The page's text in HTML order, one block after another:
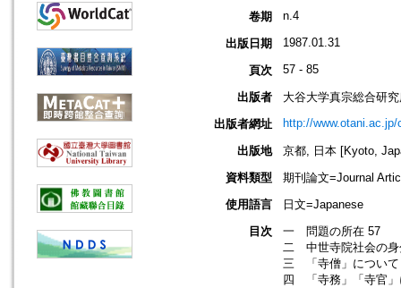
卷期
n.4
出版日期 1987.01.31
頁次 57 - 85
出版者
大谷大学真宗総合研
出版者網址
http://
出版地
京都, 日本 [Kyoto,
資料類型
期刊論文=Journal
使用語言
日文=Japanese
目次
一 問題の所在 57
二 中世寺院社会の身
三 「寺僧」について
四 「寺務」「寺官」